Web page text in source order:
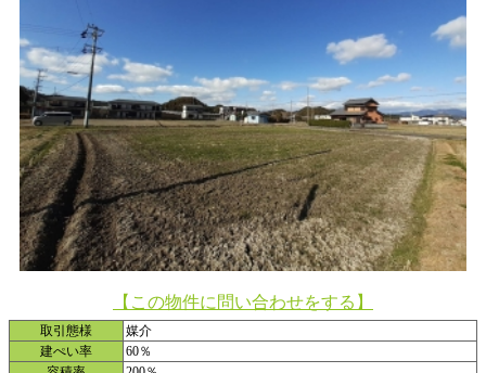
【この物件に問い合わせをする】
取引態様
媒介
建ぺい率
60％